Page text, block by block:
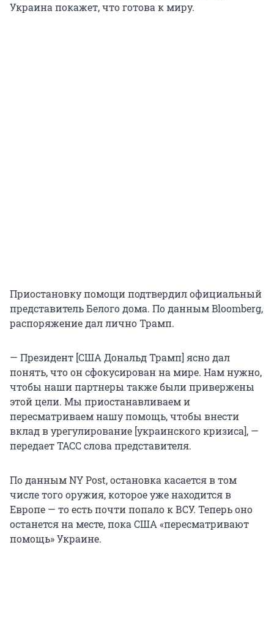
Украина покажет, что готова к миру.
Приостановку помощи подтвердил официальный
представитель Белого дома. По данным Bloomberg,
распоряжение дал лично Трамп.
— Президент [США Дональд Трамп] ясно дал
понять, что он сфокусирован на мире. Нам нужно,
чтобы наши партнеры также были привержены
этой цели. Мы приостанавливаем и
пересматриваем нашу помощь, чтобы внести
вклад в урегулирование [украинского кризиса], —
передает ТАСС слова представителя.
По данным NY Post, остановка касается в том
числе того оружия, которое уже находится в
Европе — то есть почти попало к ВСУ. Теперь оно
останется на месте, пока США «пересматривают
помощь» Украине.